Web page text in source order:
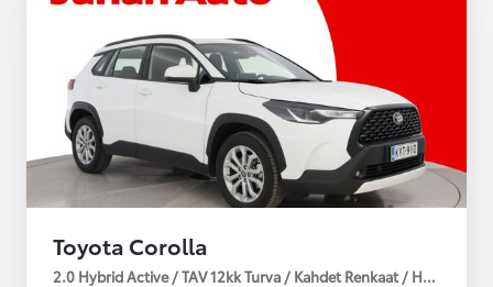
Toyota Corolla
2.0 Hybrid Active / TAV 12kk Turva / Kahdet Renkaat /